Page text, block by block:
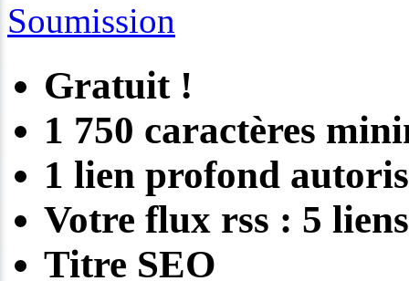
Soumission
Gratuit !
1 750 caractères
1 lien profond
Votre flux rss : 5
Titre SEO